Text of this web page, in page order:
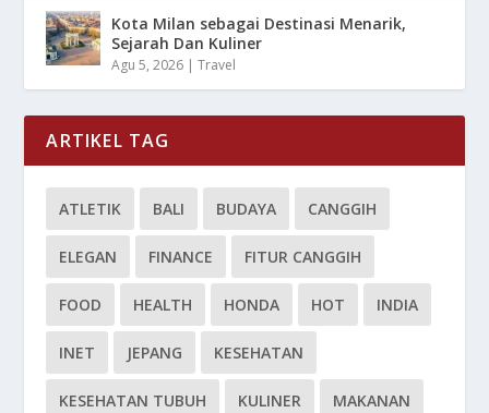
Kota Milan sebagai Destinasi Menarik,
Sejarah Dan Kuliner
Agu 5, 2026 |Travel
ARTIKEL TAG
ATLETIK BALI BUDAYA CANGGIH
ELEGAN FINANCE FITUR CANGGIH
FOOD HEALTH HONDA HOT INDIA
INET JEPANG KESEHATAN
KESEHATAN TUBUH KULINER MAKANAN